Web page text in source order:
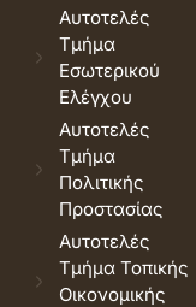
Αυτοτελές
Τμήμα
Εσωτερικού
Ελέγχου
Αυτοτελές
Τμήμα
Πολιτικής
Προστασίας
Αυτοτελές
Τμήμα Τοπικής
Οικονομικής